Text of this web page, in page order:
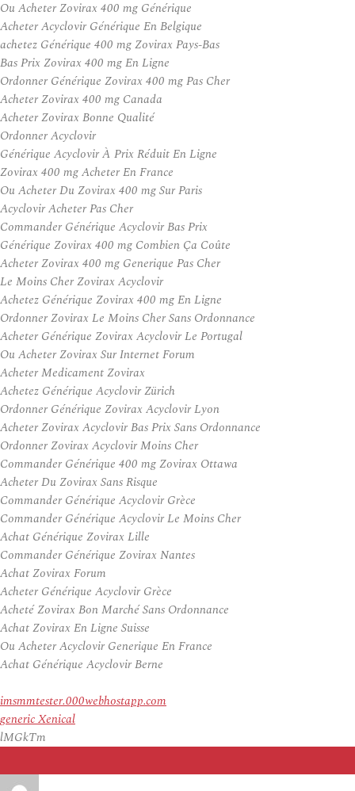
Ou Acheter Zovirax 400 mg Générique
Acheter Acyclovir Générique En Belgique
achetez Générique 400 mg Zovirax Pays-Bas
Bas Prix Zovirax 400 mg En Ligne
Ordonner Générique Zovirax 400 mg Pas Cher
Acheter Zovirax 400 mg Canada
Acheter Zovirax Bonne Qualité
Ordonner Acyclovir
Générique Acyclovir À Prix Réduit En Ligne
Zovirax 400 mg Acheter En France
Ou Acheter Du Zovirax 400 mg Sur Paris
Acyclovir Acheter Pas Cher
Commander Générique Acyclovir Bas Prix
Générique Zovirax 400 mg Combien Ça Coûte
Acheter Zovirax 400 mg Generique Pas Cher
Le Moins Cher Zovirax Acyclovir
Achetez Générique Zovirax 400 mg En Ligne
Ordonner Zovirax Le Moins Cher Sans Ordonnance
Acheter Générique Zovirax Acyclovir Le Portugal
Ou Acheter Zovirax Sur Internet Forum
Acheter Medicament Zovirax
Achetez Générique Acyclovir Zürich
Ordonner Générique Zovirax Acyclovir Lyon
Acheter Zovirax Acyclovir Bas Prix Sans Ordonnance
Ordonner Zovirax Acyclovir Moins Cher
Commander Générique 400 mg Zovirax Ottawa
Acheter Du Zovirax Sans Risque
Commander Générique Acyclovir Grèce
Commander Générique Acyclovir Le Moins Cher
Achat Générique Zovirax Lille
Commander Générique Zovirax Nantes
Achat Zovirax Forum
Acheter Générique Acyclovir Grèce
Acheté Zovirax Bon Marché Sans Ordonnance
Achat Zovirax En Ligne Suisse
Ou Acheter Acyclovir Generique En France
Achat Générique Acyclovir Berne
imsmmtester.000webhostapp.com
generic Xenical
lMGkTm